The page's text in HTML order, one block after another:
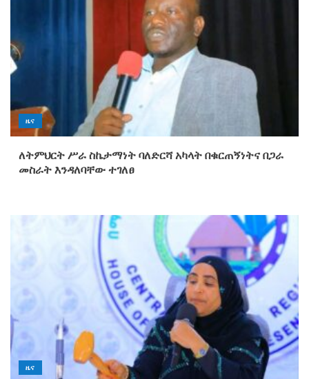
ዜና
ለትምህርት ሥራ ስኬታማነት ባለድርሻ አካላት በቁርጠኝነትና በጋራ
መስራት እንዳለባቸው ተገለፀ
ዜና